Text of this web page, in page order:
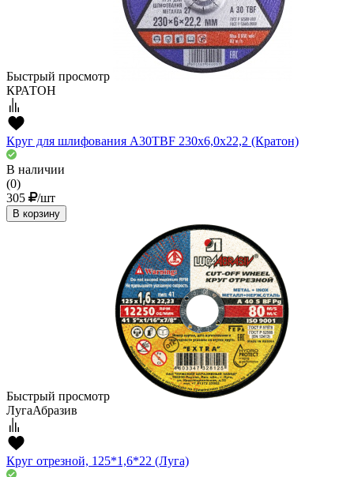
Быстрый просмотр
КРАТОН
Круг для шлифования A30TBF 230х6,0х22,2 (Кратон)
В наличии
(0)
305
/шт
В корзину
Быстрый просмотр
ЛугаАбразив
Круг отрезной, 125*1,6*22 (Луга)